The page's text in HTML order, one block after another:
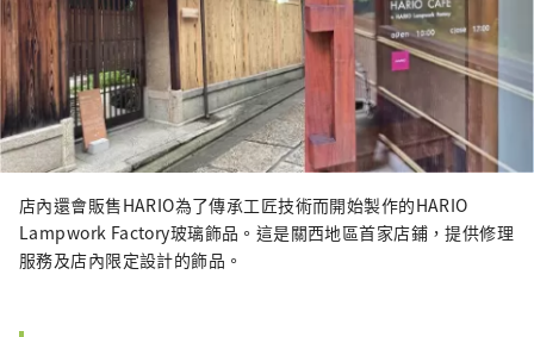
店內還會販售HARIO為了傳承工匠技術而開始製作的HARIO
Lampwork Factory玻璃飾品。這是關西地區首家店鋪，提供修理
服務及店內限定設計的飾品。